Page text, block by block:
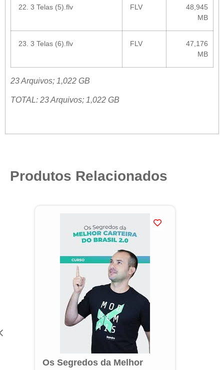
22. 3 Telas (5).flv FLV
48,945
MB
23. 3 Telas (6).flv FLV
47,176
MB
23 Arquivos; 1,022 GB
TOTAL: 23 Arquivos; 1,022 GB
Produtos Relacionados
Os Segredos da Melhor